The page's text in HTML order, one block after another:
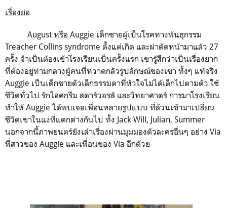
เรื่องย่อ
August หรือ Auggie เด็กชายผู้เป็นโรคทางพันธุกรรม
Treacher Collins syndrome ตั้งแต่เกิด และผ่าตัดหน้ามาแล้ว 27
ครั้ง จำเป็นต้องเข้าโรงเรียนเป็นครั้งแรก เขารู้สึกว่าเป็นเรื่องยาก
ที่ต้องอยู่ท่ามกลางผู้คนที่หวาดกลัวรูปลักษณ์ของเขา ทั้งๆ แท้จริง
Auggie เป็นเด็กชายตัวเล็กธรรมดาที่หัวใจไม่ได้เล็กไปตามตัว ใช้
ชีวิตทั่วไป รักไอศกรีม สตาร์วอรส์ และวิทยาศาตร์ การมาโรงเรียน
ทำให้ Auggie ได้พบเจอเพื่อนหลายรูปแบบ ที่ล้วนเข้ามาเปลี่ยน
ชีวิตเขาในแง่ที่แตกต่างกันไป ทั้ง Jack Will, Julian, Summer
นอกจากนี้ภาพยนตร์ยังเล่าเรื่องผ่านมุมมองตัวละครอื่นๆ อย่าง Via
พี่สาวของ Auggie และเพื่อนของ Via อีกด้วย